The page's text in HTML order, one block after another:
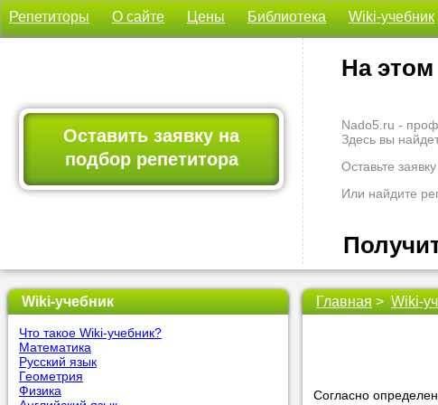
Репетиторы О сайте Цены Библиотека Wiki-учебник
Оставить заявку на
подбор репетитора
На этом
Nado5.ru -
Здесь вы
Оставьте
Или найдите
Мы всегда
Больше не
Наши
Wiki-учебник
Что такое Wiki-учебник?
Математика
Русский язык
Геометрия
Физика
Главная > Wiki-
Согласно